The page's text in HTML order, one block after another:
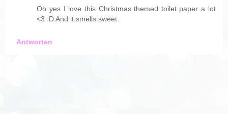
Oh yes I love this Christmas themed toilet paper a lot
<3 :D And it smells sweet.
Antworten